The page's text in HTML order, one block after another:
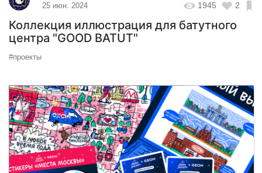
25 июн. 2024 1945 2
Коллекция иллюстрация для батутного
центра "GOOD BATUT"
#проекты